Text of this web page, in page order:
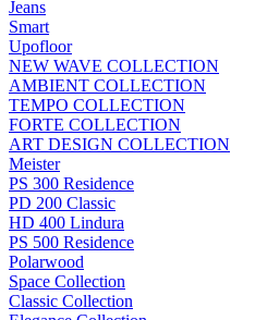
Jeans
Smart
Upofloor
NEW WAVE COLLECTION
AMBIENT COLLECTION
TEMPO COLLECTION
FORTE COLLECTION
ART DESIGN COLLECTION
Meister
PS 300 Residence
PD 200 Classic
HD 400 Lindura
PS 500 Residence
Polarwood
Space Collection
Classic Collection